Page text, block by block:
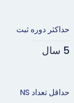
حداکثر دوره ثبت
5 سال
حداقل تعداد NS